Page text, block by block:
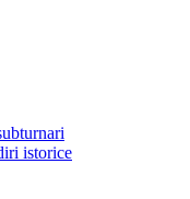
istorice